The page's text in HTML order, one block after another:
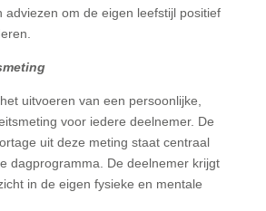
adviezen om de eigen leefstijl positief
uitvoeren van een persoonlijke,
voor iedere deelnemer. De
uit deze meting staat centraal
dagprogramma. De deelnemer krijgt
in de eigen fysieke en mentale